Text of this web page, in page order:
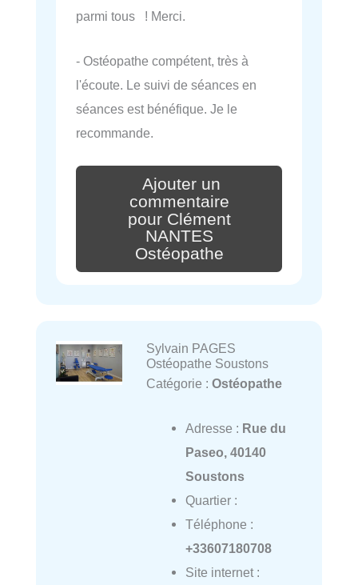
parmi tous ! Merci.
- Ostéopathe compétent, très à
l'écoute. Le suivi de séances en
séances est bénéfique. Je le
recommande.
Ajouter un
commentaire
pour Clément
NANTES
Ostéopathe
Sylvain PAGES
Ostéopathe Soustons
Catégorie : Ostéopathe
Adresse : Rue du
Paseo, 40140
Soustons
Quartier :
Téléphone :
+33607180708
Site internet :